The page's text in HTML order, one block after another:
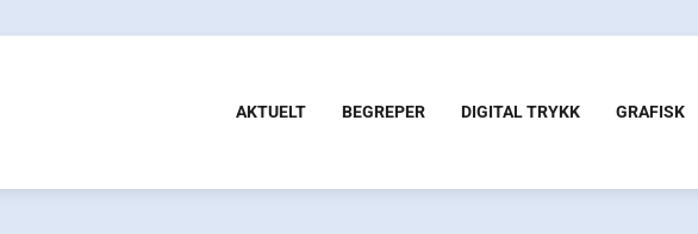
AKTUELT BEGREPER DIGITAL TRYKK GRAFISK